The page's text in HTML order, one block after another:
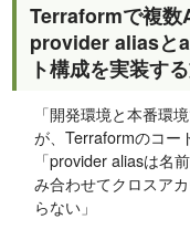
Terraformで複数
provider aliasと
ト構成を実装す
「開発環境と本番環
が、Terraformのコー
「provider aliasは名
み合わせてクロスア
らない」